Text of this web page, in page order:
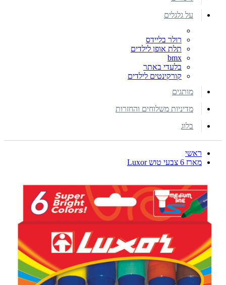
על גלגלים
רולר בליידס
תלת אופן לילדים
bmx
בלעדי באתר
קורקינטים לילדים
מותגים
מדיניות משלוחים והחזרות
בלוג
ראשי
מארז 6 צבעי טוש Luxor